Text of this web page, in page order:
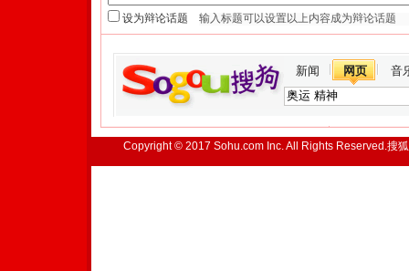
设为辩论话题
新闻 网页 音
Copyright © 2017 Sohu.com Inc. All Rights Reserved.搜